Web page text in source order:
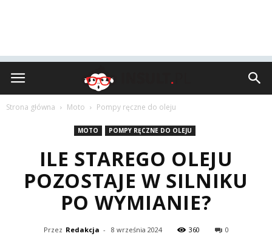
Insult.pl
Strona główna Moto Pompy ręczne do oleju
MOTO POMPY RĘCZNE DO OLEJU
ILE STAREGO OLEJU
POZOSTAJE W SILNIKU
PO WYMIANIE?
Przez Redakcja - 8 września 2024 360 0